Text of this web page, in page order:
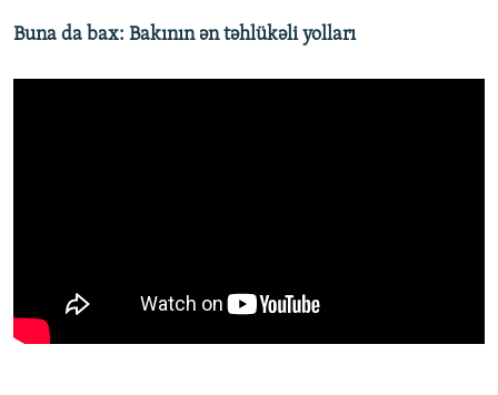
Buna da bax: Bakının ən təhlükəli yolları